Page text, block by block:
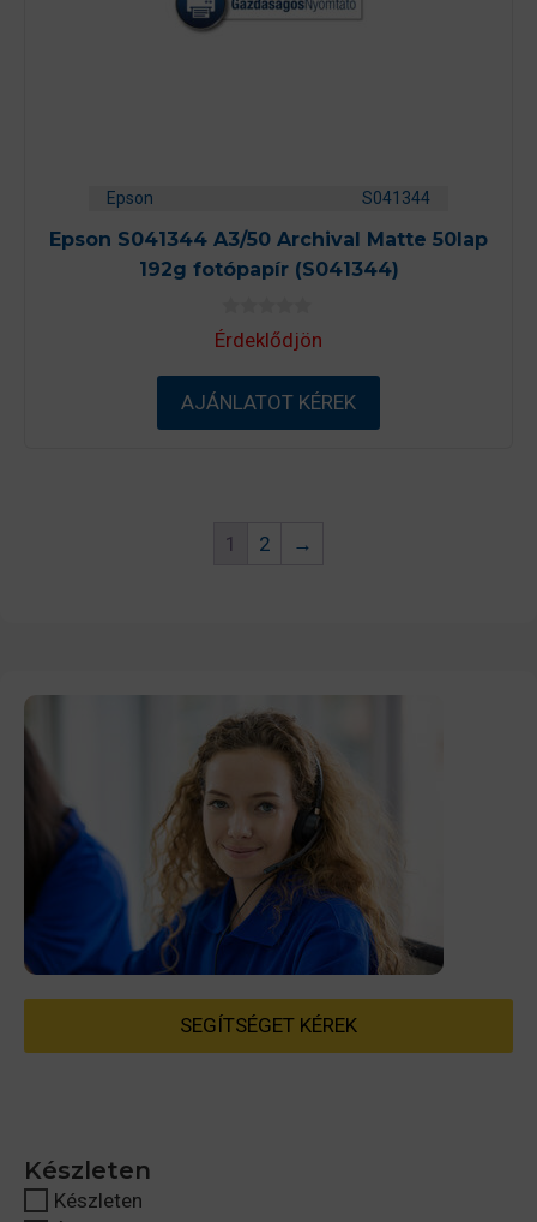
Epson S041344
Epson S041344 A3/50 Archival Matte 50lap
192g fotópapír (S041344)
0
a
5
-
b
ő
Érdeklődjön
AJÁNLATOT KÉREK
1 2 →
SEGÍTSÉGET KÉREK
Készleten
Készleten